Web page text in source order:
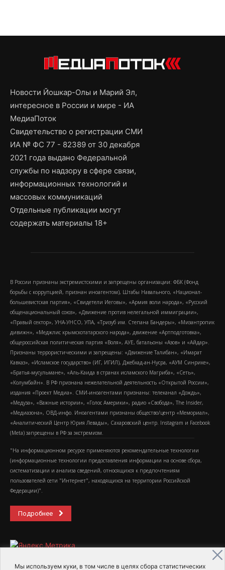
Мы используем куки, в том числе в целях сбора статистических
Новости Йошкар-Олы и Марий Эл,
интересное в России и мире - ИА
МедиаПоток
Свидетельство о регистрации СМИ
ИА № ФС 77 - 82389 от 30 декабря
2021 года выдано Федеральной
службы по надзору в сфере связи,
информационных технологий и
массовых коммуникаций
Отдельные публикации могут
содержать материалы 18+
В России признаны экстремистскими и запрещены организации: ФБК (Фонд
борьбы с коррупцией, признан иноагентом), Штабы Навального, «Национал-
большевистская партия», «Свидетели Иеговы», «Армия воли народа», «Русский
общенациональный союз», «Движение против нелегальной иммиграции»,
«Правый сектор», УНА-УНСО, УПА, «Тризуб им. Степана Бандеры», «Мизантропик
дивижн», «Меджлис крымскотатарского народа», движение «Артподготовка»,
общероссийская политическая партия «Воля», АУЕ, батальоны «Азов» и «Айдар».
Признаны террористическими и запрещены: «Движение Талибан», «Имарат
Кавказ», «Исламское государство» (ИГ, ИГИЛ), Джебхад-ан-Нусра, «АУМ Синрике»,
«Братья-мусульмане», «Аль-Каида в странах исламского Магриба», «Сеть»,
«Колумбайн». В РФ признана нежелательной деятельность «Открытой России»,
издания «Проект Медиа». СМИ-иноагентами признаны: телеканал «Дождь»,
«Медуза», «Важные истории», «Голос Америки», радио «Свобода», The Insider,
«Медиазона», ОВД-инфо. Иноагентами признаны общество/центр «Мемориал»,
«Аналитический Центр Юрия Левады», Сахаровский центр. Instagram и Facebook
(Metа) запрещены в РФ за экстремизм.
"На информационном ресурсе применяются рекомендательные технологии
(информационные технологии предоставления информации на основе сбора,
систематизации и анализа сведений, относящихся к предпочтениям
пользователей сети "Интернет", находящихся на территории Российской
Федерации)".
Подробнее